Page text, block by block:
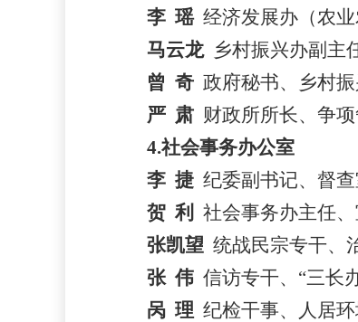
李 瑶 经济发展办（农
马云龙 乡村振兴办副主
曾 奇 政府秘书、 乡村
严 肃 财政所所长、争
4.社会事务办公室
李 捷 纪委副书记、督
贺 利 社会事务办主任
张凯望 统战民宗专干、
张 伟 信访专干、 “三长
呙 理 纪检干事、人居